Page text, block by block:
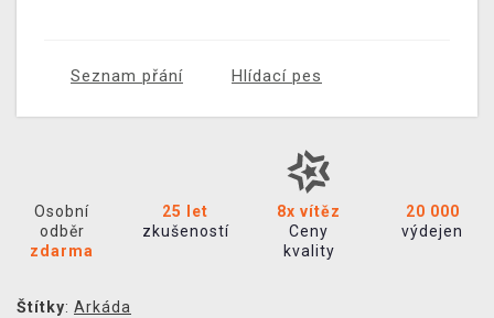
Seznam přání Hlídací pes
Osobní
odběr
zdarma
25 let
zkušeností
8x vítěz
Ceny
kvality
20 000
výdejen
Štítky: Arkáda